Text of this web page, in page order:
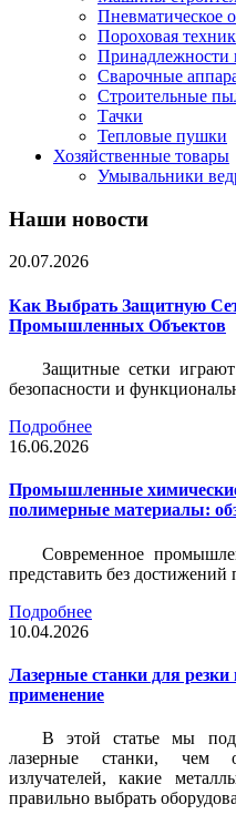
Пневматическое
Пороховая
Принадлежности
Сварочные
Строительные
Тачки
Тепловые пушки
Хозяйственные товары
Умывальники
Наши новости
20.07.2026
Как Выбрать Защитную
Промышленных Объектов
Защитные сетки
безопасности и
Подробнее
16.06.2026
Промышленные
полимерные материалы:
Современное
представить без
Подробнее
10.04.2026
Лазерные станки для
применение
В этой статье мы
лазерные станки, чем
излучателей, какие
правильно выбрать